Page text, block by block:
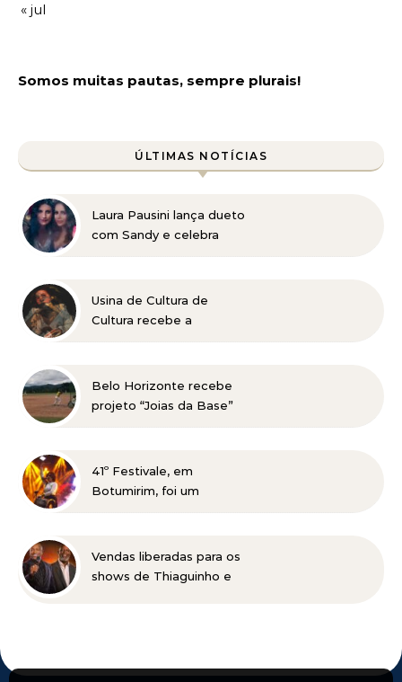
« jul
Somos muitas pautas, sempre plurais!
ÚLTIMAS NOTÍCIAS
Laura Pausini lança dueto
com Sandy e celebra
Usina de Cultura de
Cultura recebe a
Belo Horizonte recebe
projeto “Joias da Base”
41º Festivale, em
Botumirim, foi um
do Vale do Jequitinhonha
Vendas liberadas para os
shows de Thiaguinho e